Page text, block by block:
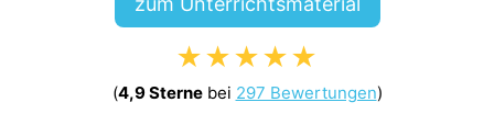
★★★★★
(4,9 Sternebei 297 Bewertungen)